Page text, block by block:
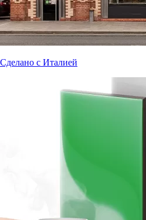
Сделано с Италией